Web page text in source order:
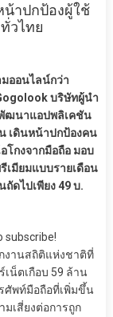
น้าปกป้องผู้ใช้
วไทย
ออนไลน์กว่า
บริษัทผู้นำ
ฒนาแอปพลิเคชัน
เดินหน้าปกป้องคน
กงจากมือถือ มอบ
เมียมแบบรายเดือน
ดไปเพียง 49 บ.
subscribe!
งานสถิติแห่งชาติที่
น็ตเกือบ 59 ล้าน
ศัพท์มือถือที่เพิ่มขึ้น
เสี่ยงต่อการถูก